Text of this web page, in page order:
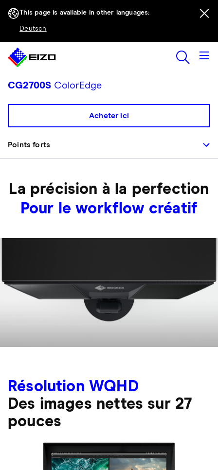
This page is available in other languages:
Deutsch
CG2700S ColorEdge
Points forts
Acheter ici
La précision à la perfection
Pour le workflow créatif
Résolution WQHD
Des images nettes sur 27
pouces